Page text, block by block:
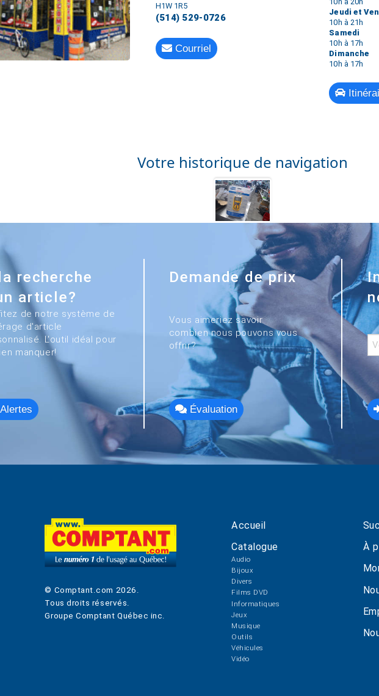
H1W 1R5
(514) 529-0726
Courriel
Jeudi et
10h à 21h
Samedi
10h à 17h
Dimanche
10h à 17h
Votre historique de navigation
recherche
article?
de notre système de
d'article
L'outil idéal pour
manquer!
Demande de prix
Vous aimeriez savoir
combien nous pouvons vous
offrir?
Évaluation
© Comptant.com 2026 .
Tous droits réservés.
Groupe Comptant Québec inc.
Accueil
Catalogue
Audio
Bijoux
Divers
Films DVD
Informatiques
Jeux
Musique
Outils
Véhicules
Vidéo
À